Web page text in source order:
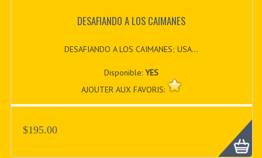
DESAFIANDO A LOS CAIMANES
DESAFIANDO A LOS CAIMANES; USA...
Disponible:YES
AJOUTER AUX FAVORIS:
$195.00